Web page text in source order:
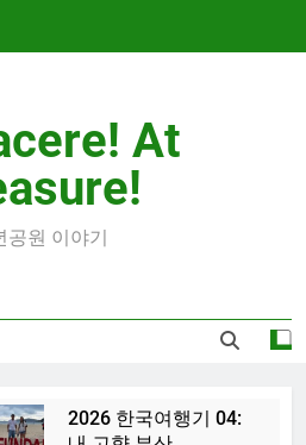
At
공원 이야기
2026 한국여행기 04: